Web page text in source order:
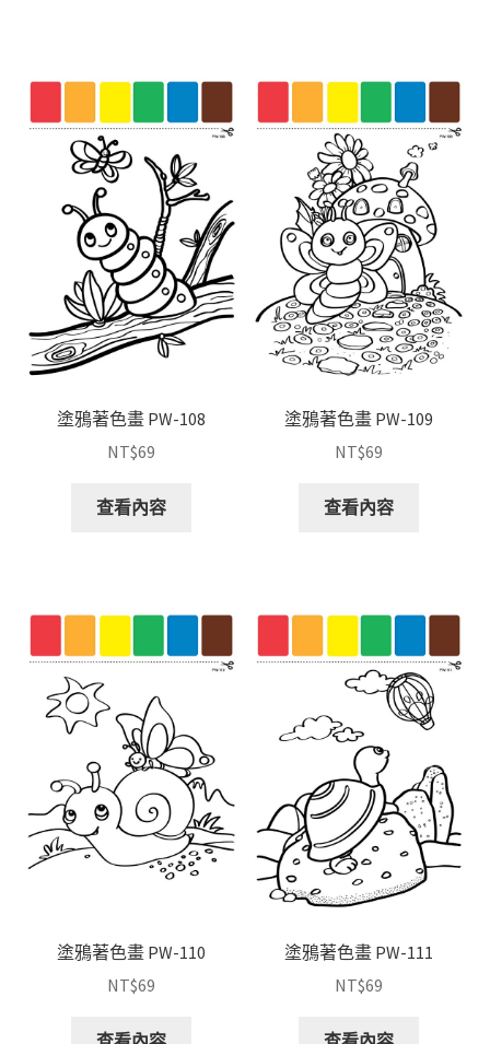
塗鴉著色畫 PW-108
NT$69
查看內容
塗鴉著色畫 PW-109
NT$69
查看內容
塗鴉著色畫 PW-110
NT$69
塗鴉著色畫 PW-111
NT$69